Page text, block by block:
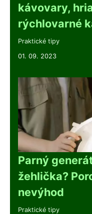
kávovary,
rýchlovarné
Praktické tipy
01. 09. 2023
Parný
žehlička?
nevýhod
Praktické tipy